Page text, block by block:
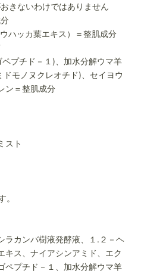
きないわけではありません
ハッカ葉エキス）＝整肌成分
プチド－１)、加水分解ウマ羊
モノヌクレオチド)、セイヨウ
ン＝整肌成分
スト
。
ラカンバ樹液発酵液、１.２－ヘ
キス、ナイアシンアミド、エク
ペプチド－１、加水分解ウマ羊